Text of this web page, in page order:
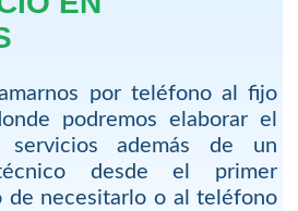
por teléfono al fijo
podremos elaborar el
además de un
técnico desde el primer
de necesitarlo o al teléfono